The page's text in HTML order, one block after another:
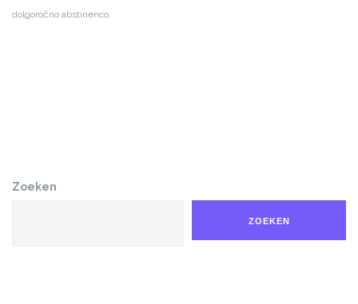
dolgoročno abstinenco.
Zoeken
ZOEKEN